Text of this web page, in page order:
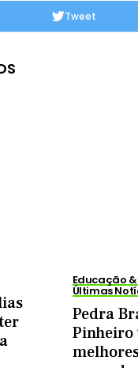
Tweet
Educação
Últimas
Pedra
Pinheiro